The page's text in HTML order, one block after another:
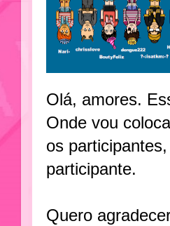
Olá, amores.
Onde vou
os
participante.
Quero